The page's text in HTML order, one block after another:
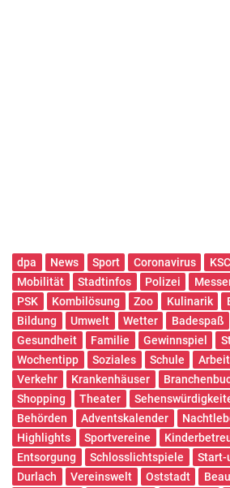
dpa News Sport Coronavirus KSC
Mobilität
Stadtinfos Polizei
PSK
Kombilösung Zoo Kulinarik
Bildung
Umwelt Wetter Badespaß
Gesundheit
Familie Gewinnspiel
Wochentipp
Soziales Schule
Verkehr
Krankenhäuser
Shopping
Theater
Behörden
Adventskalender
Highlights
Sportvereine
Entsorgung
Schlosslichtspiele Start-
Durlach
Vereinswelt Oststadt